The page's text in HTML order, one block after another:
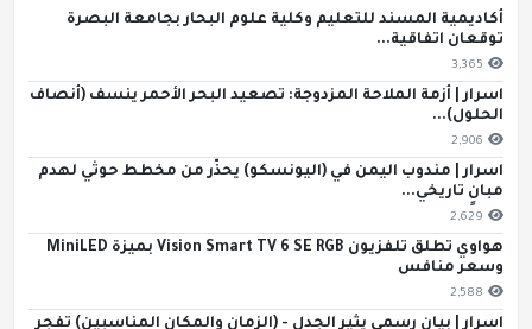
أكاديمية المسند للتعليم وكلية علوم البحار بجامعة البصرة
توقعان اتفاقية...
3,365
اسرار | أزمة الملاحة المزدوجة: تصعيد البحر الأحمر ينسف (أنصاف
الحلول)...
2,906
اسرار | مندوب اليمن في (اليونسكو) يحذّر من مخطط حوثي لهدم
مبانٍ تاريخي...
2,629
هواوي تطلق تلفزيون Vision Smart TV 6 SE RGB بميزة MiniLED
وسعر منافس
2,588
اسرار | بيان رسمي يثير الجدل - (الزمان والمكان المناسبين) تفجر